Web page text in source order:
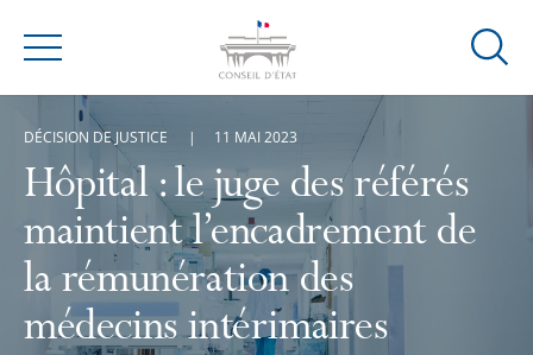
Menu
Ouvrir
Hôpital : le juge des référés
maintient l’encadrement de
la rémunération des
médecins intérimaires
DÉCISION DE JUSTICE 11 MAI 2023